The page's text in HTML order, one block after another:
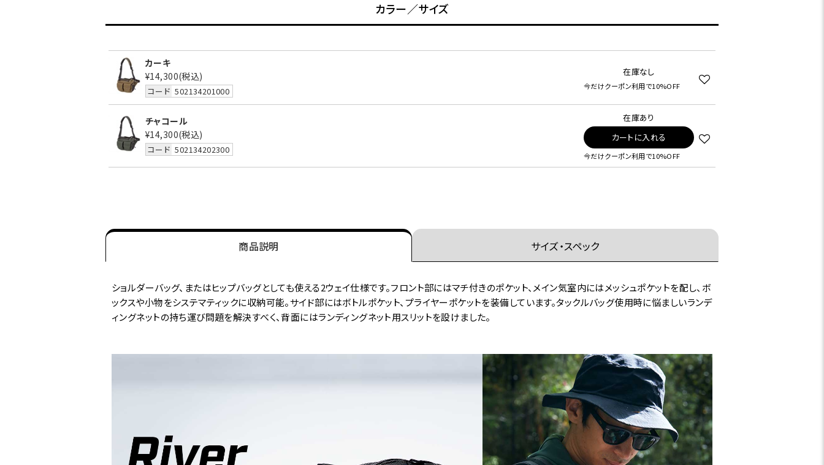
カラー／サイズ
カーキ
¥14,300(税込)
コード 502134201000
在庫なし
今だけクーポン利用で10%OFF
チャコール
¥14,300(税込)
コード 502134202300
在庫あり
カートに入れる
今だけクーポン利用で10%OFF
商品説明 サイズ・スペック
ショルダーバッグ、またはヒップバッグとしても使える2ウェイ仕様です。フロント部にはマチ付きのポケット、メイン気室内にはメッシュポケットを配し、ボ
ックスや小物をシステマティックに収納可能。サイド部にはボトルポケット、プライヤーポケットを装備しています。タックルバッグ使用時に悩ましいランデ
ィングネットの持ち運び問題を解決すべく、背面にはランディングネット用スリットを設けました。